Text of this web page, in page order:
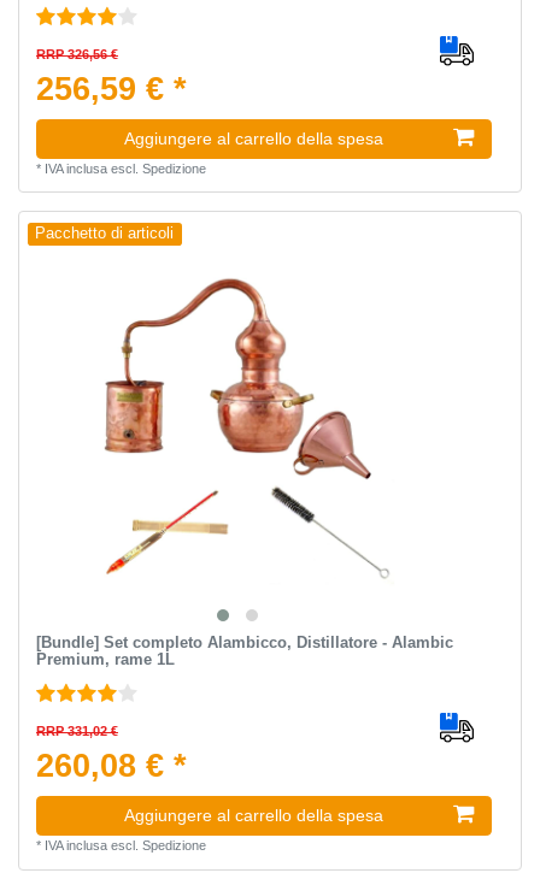
RRP 326,56 €
256,59 € *
Aggiungere al carrello della spesa
* IVA inclusaescl. Spedizione
Pacchetto di articoli
[Bundle] Set completo Alambicco, Distillatore - Alambic
Premium, rame 1L
RRP 331,02 €
260,08 € *
Aggiungere al carrello della spesa
* IVA inclusaescl. Spedizione